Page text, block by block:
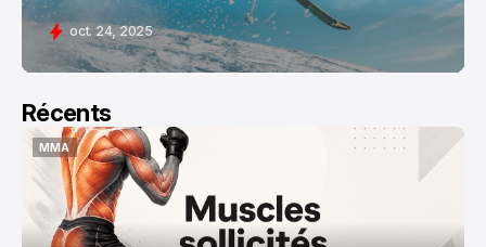
oct. 24, 2025
Récents
MMA
MMA